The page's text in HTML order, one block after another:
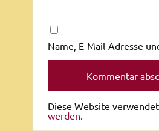
Name, E-Mail-Adresse
Diese Website
werden.